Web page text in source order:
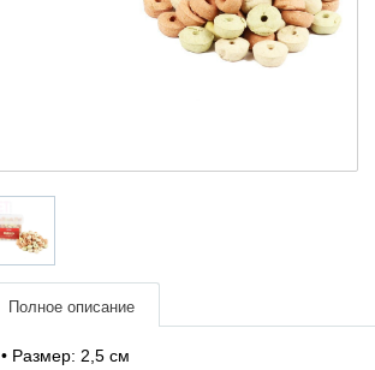
Полное описание
• Размер: 2,5 см